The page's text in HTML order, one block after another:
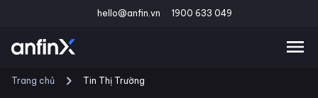
hello@anfin.vn 1900 633 049
Trang chủ Tin Thị Trường